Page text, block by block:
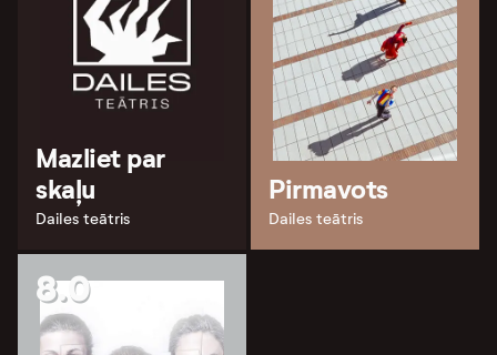
Mazliet par
skaļu
Dailes teātris
Pirmavots
Dailes teātris
8.0